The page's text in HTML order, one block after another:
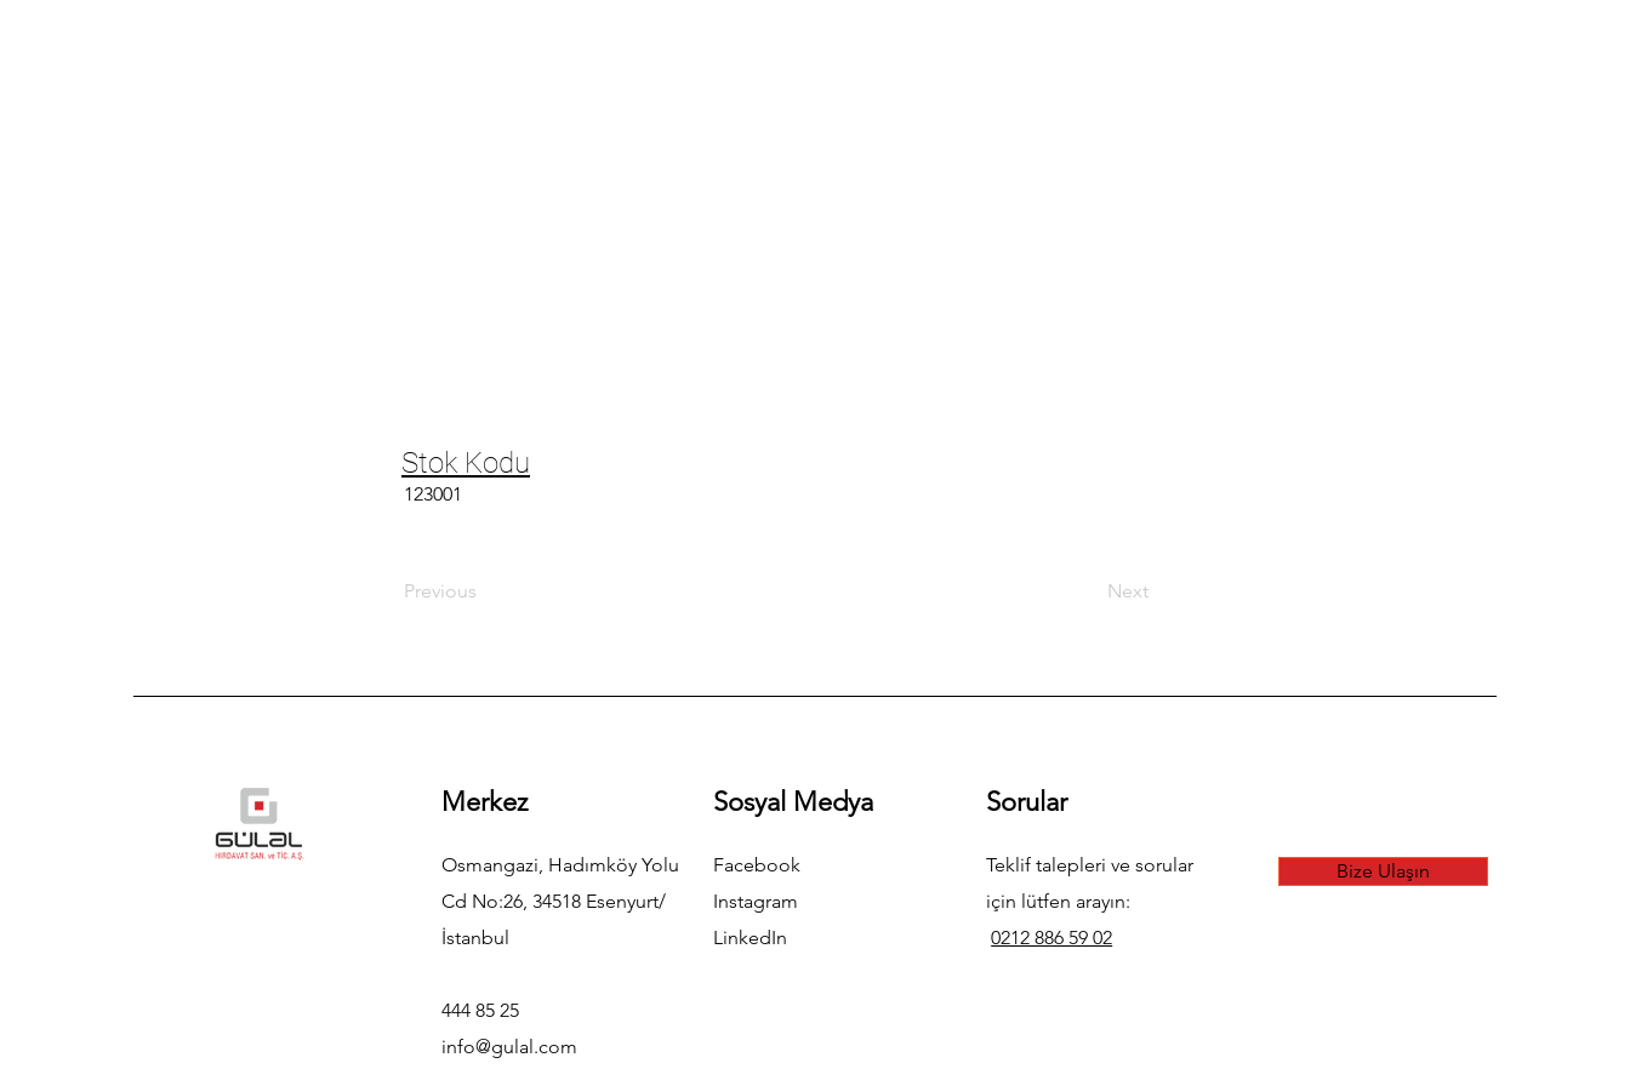
123001
Stok Kodu
Previous Next
Merkez
Osmangazi, Hadımköy Yolu
Cd No:26, 34518 Esenyurt/
İstanbul
444 85 25
info@gulal.com
Sosyal Medya
Facebook
Instagram
LinkedIn
Sorular
Teklif talepleri ve sorular
için lütfen arayın:
0212 886 59 02
Bize Ulaşın